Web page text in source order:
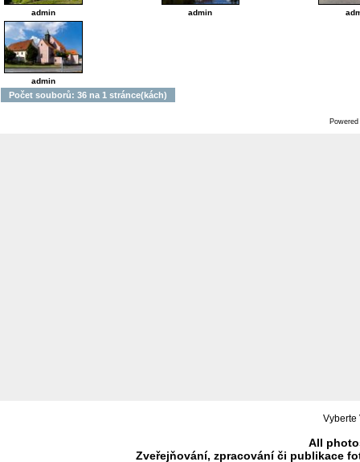
admin admin
admin
Počet souborů: 36 na 1 stránce(kách)
Vyberte
All
Zveřejňování, zpracování či publikace